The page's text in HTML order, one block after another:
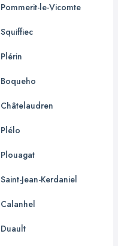
Pommerit-le-Vicomte
Squiffiec
Plérin
Boqueho
Châtelaudren
Plélo
Plouagat
Saint-Jean-Kerdaniel
Calanhel
Duault